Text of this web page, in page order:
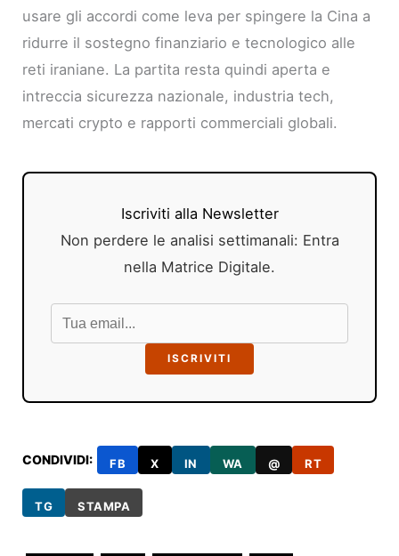
usare gli accordi come leva per spingere la Cina a
ridurre il sostegno finanziario e tecnologico alle
reti iraniane. La partita resta quindi aperta e
intreccia sicurezza nazionale, industria tech,
mercati crypto e rapporti commerciali globali.
Iscriviti alla Newsletter
Non perdere le analisi settimanali: Entra
nella Matrice Digitale.
ISCRIVITI
CONDIVIDI: FB X IN WA @ RT
TG STAMPA